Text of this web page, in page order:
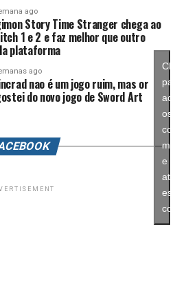
da série daqui para frente.
sensação de que Splatoon
grande laboratório para o
parece estar testando
mais aberto, sistemas de
muito mais ambiciosa para
que muitas dessas ideias
Splatoon 4
ago
Story Time Stranger chega ao
1 e 2 e faz melhor que outro
plataforma
ago
nao é um jogo ruim, mas or
do novo jogo de Sword Art
os
e